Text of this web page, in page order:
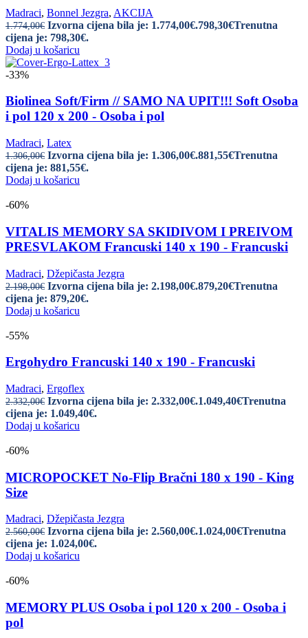
Madraci, Bonnel Jezgra, AKCIJA
1.774,00€ Izvorna cijena bila je: 1.774,00€.798,30€Trenutna
cijena je: 798,30€.
Dodaj u košaricu
-33%
Biolinea Soft/Firm // SAMO NA UPIT!!! Soft Osoba
i pol 120 x 200 - Osoba i pol
Madraci, Latex
1.306,00€ Izvorna cijena bila je: 1.306,00€.881,55€Trenutna
cijena je: 881,55€.
Dodaj u košaricu
-60%
VITALIS MEMORY SA SKIDIVOM I PREIVOM
PRESVLAKOM Francuski 140 x 190 - Francuski
Madraci, Džepičasta Jezgra
2.198,00€ Izvorna cijena bila je: 2.198,00€.879,20€Trenutna
cijena je: 879,20€.
Dodaj u košaricu
-55%
Ergohydro Francuski 140 x 190 - Francuski
Madraci, Ergoflex
2.332,00€ Izvorna cijena bila je: 2.332,00€.1.049,40€Trenutna
cijena je: 1.049,40€.
Dodaj u košaricu
-60%
MICROPOCKET No-Flip Bračni 180 x 190 - King
Size
Madraci, Džepičasta Jezgra
2.560,00€ Izvorna cijena bila je: 2.560,00€.1.024,00€Trenutna
cijena je: 1.024,00€.
Dodaj u košaricu
-60%
MEMORY PLUS Osoba i pol 120 x 200 - Osoba i
pol